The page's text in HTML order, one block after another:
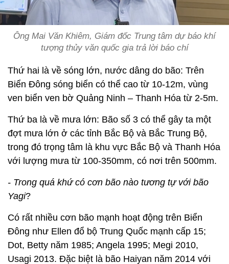
Ông Mai Văn Khiêm, Giám đốc Trung tâm dự báo khí
tượng thủy văn quốc gia trả lời báo chí
Thứ hai là về sóng lớn, nước dâng do bão: Trên
Biển Đông sóng biển có thể cao từ 10-12m, vùng
ven biển ven bờ Quảng Ninh – Thanh Hóa từ 2-5m.
Thứ ba là về mưa lớn: Bão số 3 có thể gây ta một
đợt mưa lớn ở các tỉnh Bắc Bộ và Bắc Trung Bộ,
trong đó trọng tâm là khu vực Bắc Bộ và Thanh Hóa
với lượng mưa từ 100-350mm, có nơi trên 500mm.
- Trong quá khứ có cơn bão nào tương tự với bão
Yagi?
Có rất nhiều cơn bão mạnh hoạt động trên Biển
Đông như Ellen đổ bộ Trung Quốc mạnh cấp 15;
Dot, Betty năm 1985; Angela 1995; Megi 2010,
Usagi 2013. Đặc biệt là bão Haiyan năm 2014 với